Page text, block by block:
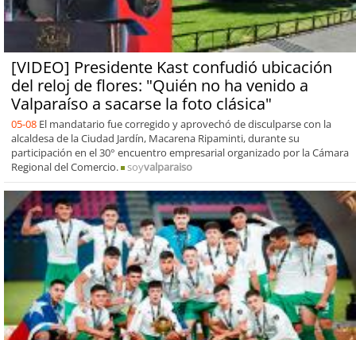
[VIDEO] Presidente Kast confudió ubicación
del reloj de flores: "Quién no ha venido a
Valparaíso a sacarse la foto clásica"
05-08 El mandatario fue corregido y aprovechó de disculparse con la
alcaldesa de la Ciudad Jardín, Macarena Ripaminti, durante su
participación en el 30° encuentro empresarial organizado por la Cámara
Regional del Comercio.
soyvalparaiso